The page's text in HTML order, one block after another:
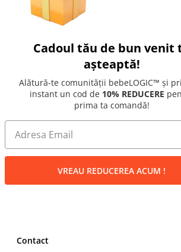
Cadoul tău de bun venit
așteaptă!
Alătură-te comunității bebeLOGIC™ și
instant un cod de 10% REDUCERE
prima ta comandă!
VREAU REDUCEREA ACUM !
Contact